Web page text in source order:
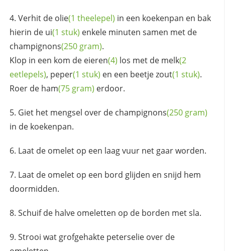
Verhit de olie(1 theelepel) in een koekenpan en bak
hierin de ui(1 stuk) enkele minuten samen met de
champignons(250 gram).
Klop in een kom de eieren(4) los met de melk(2
eetlepels), peper(1 stuk) en een beetjezout(1 stuk).
Roer de ham(75 gram) erdoor.
Giet het mengsel over de champignons(250 gram)
in de koekenpan.
Laat de omelet op een laag vuur net gaar worden.
Laat de omelet op een bord glijden en snijd hem
doormidden.
Schuif de halve omeletten op de borden met sla.
Strooi wat grofgehakte peterselie over de